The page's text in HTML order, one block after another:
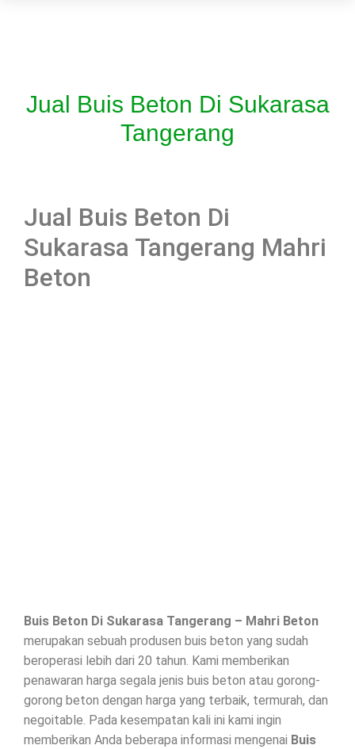
Jual Buis Beton Di Sukarasa
Tangerang
Jual Buis Beton Di
Sukarasa Tangerang Mahri
Beton
Buis Beton Di Sukarasa Tangerang – Mahri Beton
merupakan sebuah produsen buis beton yang sudah
beroperasi lebih dari 20 tahun. Kami memberikan
penawaran harga segala jenis buis beton atau gorong-
gorong beton dengan harga yang terbaik, termurah, dan
negoitable. Pada kesempatan kali ini kami ingin
memberikan Anda beberapa informasi mengenai Buis